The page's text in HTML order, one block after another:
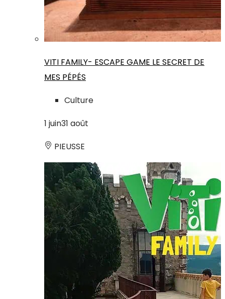
VITI FAMILY- ESCAPE GAME LE SECRET DE
MES PÉPÉS
Culture
1 juin31 août
PIEUSSE